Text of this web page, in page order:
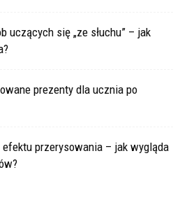
uczących się „ze słuchu” – jak
prezenty dla ucznia po
przerysowania – jak wygląda